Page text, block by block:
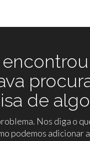
de
Nos diga o
podemos adicionar